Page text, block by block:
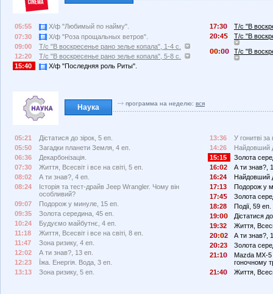
05:55
Х/ф "Любимый по найму".
07:30
Х/ф "Роза прощальных ветров".
09:00
Т/с "В воскресенье рано зелье копала", 1-4 с.
12:20
Т/с "В воскресенье рано зелье копала", 5-8 с.
15:40
Х/ф "Последняя роль Риты".
17:3
Т/с "В
2
:4 Т/с "В
: Т/с "В
Наука программа на неделю: вся
05:21
Дістатися до зірок, 5 еп.
05:50
Загадки планети Земля, 4 еп.
06:36
Декарбонізація.
07:30
Життя, Всесвіт і все на світі, 5 еп.
08:02
А ти знав?, 4 еп.
08:24
Історія та тест-драйв Jeep Wrangler. Чому він
особливий?
09:07
Подорож у минуле, 15 еп.
09:35
Золота середина, 45 еп.
10:24
Будуємо майбутнє, 4 еп.
11:18
Життя, Всесвіт і все на світі, 8 еп.
11:47
Зона ризику, 4 еп.
12:02
А ти знав?, 13 еп.
12:23
Їжа. Енергія. Вода, 3 еп.
13:13
Зона ризику, 5 еп.
13:36
У гонитві за
14:26
Найдовший
15:15
Золота
16:
2
А ти знав?,
16:24
Найдовший
17:13
Подорож у
17:4
Золота
18:28
Події, 59 еп.
19:
Дістатися
19:32
Життя,
2
: 2
А ти знав?,
2
:23
Золота
21:1
Mazda MX-
гоночному
21:4
Життя,